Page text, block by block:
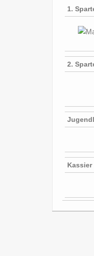
1.
2.
Kassier